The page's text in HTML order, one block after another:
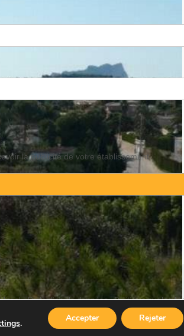
la publicité de votre établissement
legal·Protection de données·Politique sur les
. Accepter Rejeter